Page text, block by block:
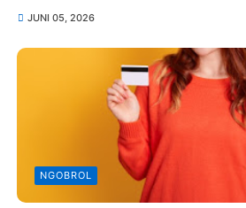
JUNI 05, 2026
NGOBROL